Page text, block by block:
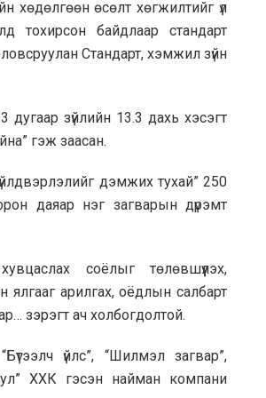
хөдөлгөөн өсөлт хөгжилтийг үл
тохирсон байдлаар стандарт
Стандарт, хэмжил зүйн
зүйлийн 13.3 дахь хэсэгт
гэж заасан.
дэмжих тухай” 250
даяар нэг загварын дүрэмт
соёлыг төлөвшүүлэх,
арилгах, оёдлын салбарт
зэрэгт ач холбогдолтой.
үйлс”, “Шилмэл загвар”,
уул” ХХК гэсэн найман компани